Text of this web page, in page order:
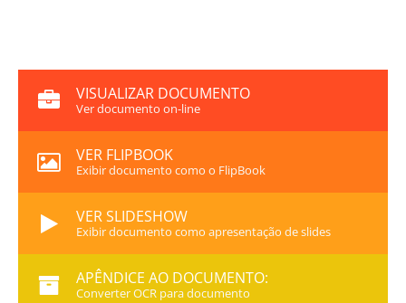
VISUALIZAR DOCUMENTO
Ver documento on-line
VER FLIPBOOK
Exibir documento como o FlipBook
VER SLIDESHOW
Exibir documento como apresentação de slides
APÊNDICE AO DOCUMENTO:
Converter OCR para documento